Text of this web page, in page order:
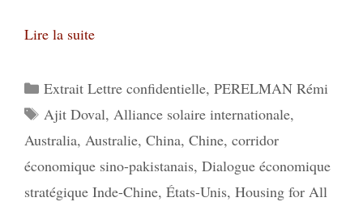
Lire la suite
Catégories
Extrait Lettre confidentielle, PERELMAN Rémi
Étiquettes
Ajit Doval, Alliance solaire internationale,
Australia, Australie, China, Chine, corridor
économique sino-pakistanais, Dialogue économique
stratégique Inde-Chine, États-Unis, Housing for All